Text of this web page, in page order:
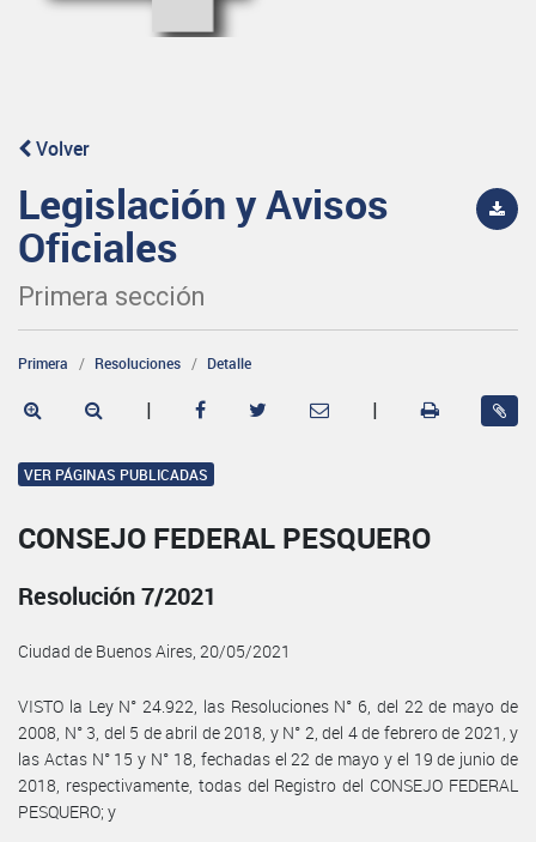
Volver
Legislación y Avisos
Oficiales
Primera sección
Primera Resoluciones Detalle
| |
VER PÁGINAS PUBLICADAS
CONSEJO FEDERAL PESQUERO
Resolución 7/2021
Ciudad de Buenos Aires, 20/05/2021
VISTO la Ley N° 24.922, las Resoluciones N° 6, del 22 de mayo de
2008, N° 3, del 5 de abril de 2018, y N° 2, del 4 de febrero de 2021, y
las Actas N° 15 y N° 18, fechadas el 22 de mayo y el 19 de junio de
2018, respectivamente, todas del Registro del CONSEJO FEDERAL
PESQUERO; y